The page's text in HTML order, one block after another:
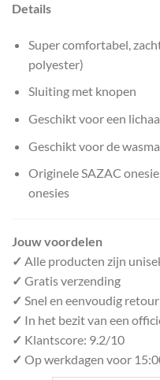
Details
Super comfortabel,
polyester)
Sluiting met knopen
Geschikt voor een
Geschikt voor de
Originele SAZAC
onesies
Jouw voordelen
✓ Alle producten zijn
✓ Gratis verzending
✓ Snel en eenvoudig
✓ In het bezit van een
✓ Klantscore: 9.2/10
✓ Op werkdagen voor